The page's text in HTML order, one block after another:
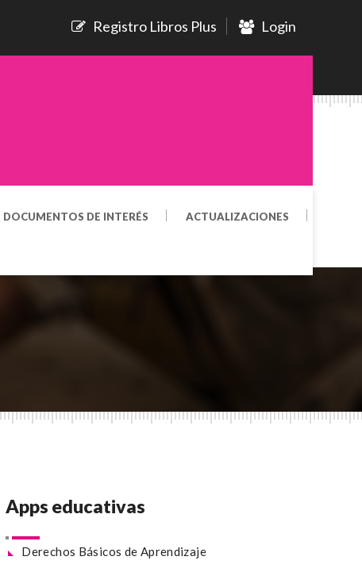
Registro Libros Plus Login
DOCUMENTOS DE INTERÉS ACTUALIZACIONES
Apps educativas
Derechos Básicos de Aprendizaje